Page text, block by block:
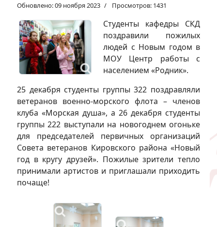
Обновлено: 09 ноября 2023 Просмотров: 1431
Студенты кафедры СКД
поздравили пожилых
людей с Новым годом в
МОУ Центр работы с
населением «Родник».
25 декабря студенты группы 322 поздравляли
ветеранов военно-морского флота – членов
клуба «Морская душа», а 26 декабря студенты
группы 222 выступали на новогоднем огоньке
для председателей первичных организаций
Совета ветеранов Кировского района «Новый
год в кругу друзей». Пожилые зрители тепло
принимали артистов и приглашали приходить
почаще!